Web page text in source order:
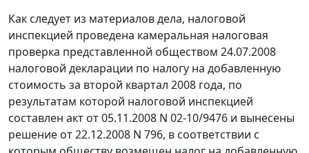
Как следует из материалов дела, налоговой
инспекцией проведена камеральная налоговая
проверка представленной обществом 24.07.2008
налоговой декларации по налогу на добавленную
стоимость за второй квартал 2008 года, по
результатам которой налоговой инспекцией
составлен акт от 05.11.2008 N 02-10/9476 и вынесены
решение от 22.12.2008 N 796, в соответствии с